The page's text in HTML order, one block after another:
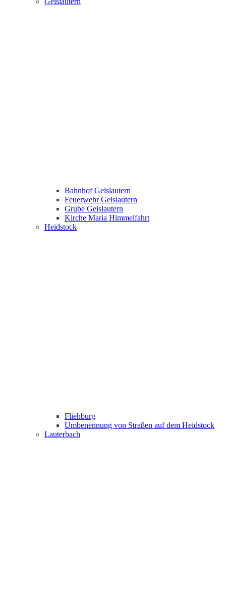
Bahnhof Geislautern
Feuerwehr Geislautern
Grube Geislautern
Kirche Maria Himmelfahrt
Heidstock
Fliehburg
Umbenennung von Straßen auf dem Heidstock
Lauterbach